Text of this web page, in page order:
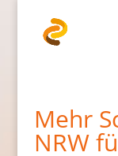
Mehr
NRW